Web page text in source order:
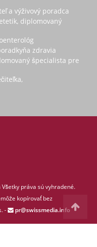
a výživový poradca
diplomovaný
zdravia
špecialista pre
Všetky práva sú vyhradené.
kopírovať bez
-
pr@swissmedia.info